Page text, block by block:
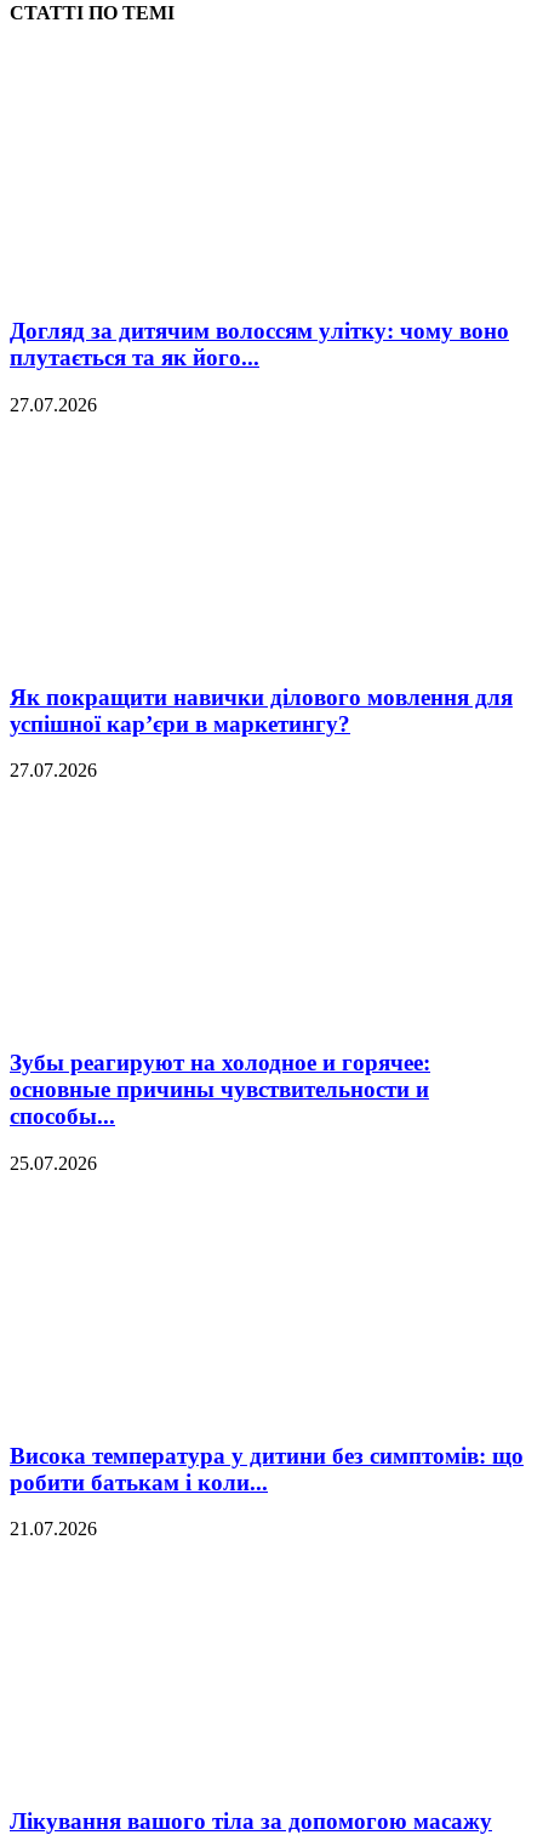
СТАТТІ ПО ТЕМІ
Догляд за дитячим волоссям улітку: чому воно
плутається та як його...
27.07.2026
Як покращити навички ділового мовлення для
успішної кар’єри в маркетингу?
27.07.2026
Зубы реагируют на холодное и горячее:
основные причины чувствительности и
способы...
25.07.2026
Висока температура у дитини без симптомів: що
робити батькам і коли...
21.07.2026
Лікування вашого тіла за допомогою масажу